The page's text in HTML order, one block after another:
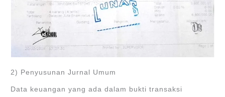
2) Penyusunan Jurnal Umum
Data keuangan yang ada dalam bukti transaksi